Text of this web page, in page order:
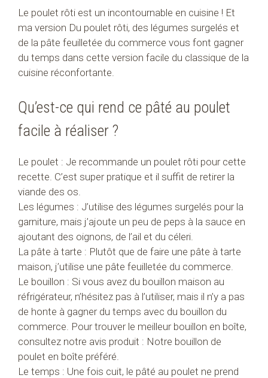
Le poulet rôti est un incontournable en cuisine ! Et
ma version Du poulet rôti, des légumes surgelés et
de la pâte feuilletée du commerce vous font gagner
du temps dans cette version facile du classique de la
cuisine réconfortante.
Qu’est-ce qui rend ce pâté au poulet
facile à réaliser ?
Le poulet : Je recommande un poulet rôti pour cette
recette. C’est super pratique et il suffit de retirer la
viande des os.
Les légumes : J’utilise des légumes surgelés pour la
garniture, mais j’ajoute un peu de peps à la sauce en
ajoutant des oignons, de l’ail et du céleri.
La pâte à tarte : Plutôt que de faire une pâte à tarte
maison, j’utilise une pâte feuilletée du commerce.
Le bouillon : Si vous avez du bouillon maison au
réfrigérateur, n’hésitez pas à l’utiliser, mais il n’y a pas
de honte à gagner du temps avec du bouillon du
commerce. Pour trouver le meilleur bouillon en boîte,
consultez notre avis produit : Notre bouillon de
poulet en boîte préféré.
Le temps : Une fois cuit, le pâté au poulet ne prend